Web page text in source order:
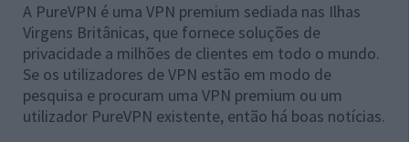
A PureVPN é uma VPN premium sediada nas Ilhas
Virgens Britânicas, que fornece soluções de
privacidade a milhões de clientes em todo o mundo.
Se os utilizadores de VPN estão em modo de
pesquisa e procuram uma VPN premium ou um
utilizador PureVPN existente, então há boas notícias.